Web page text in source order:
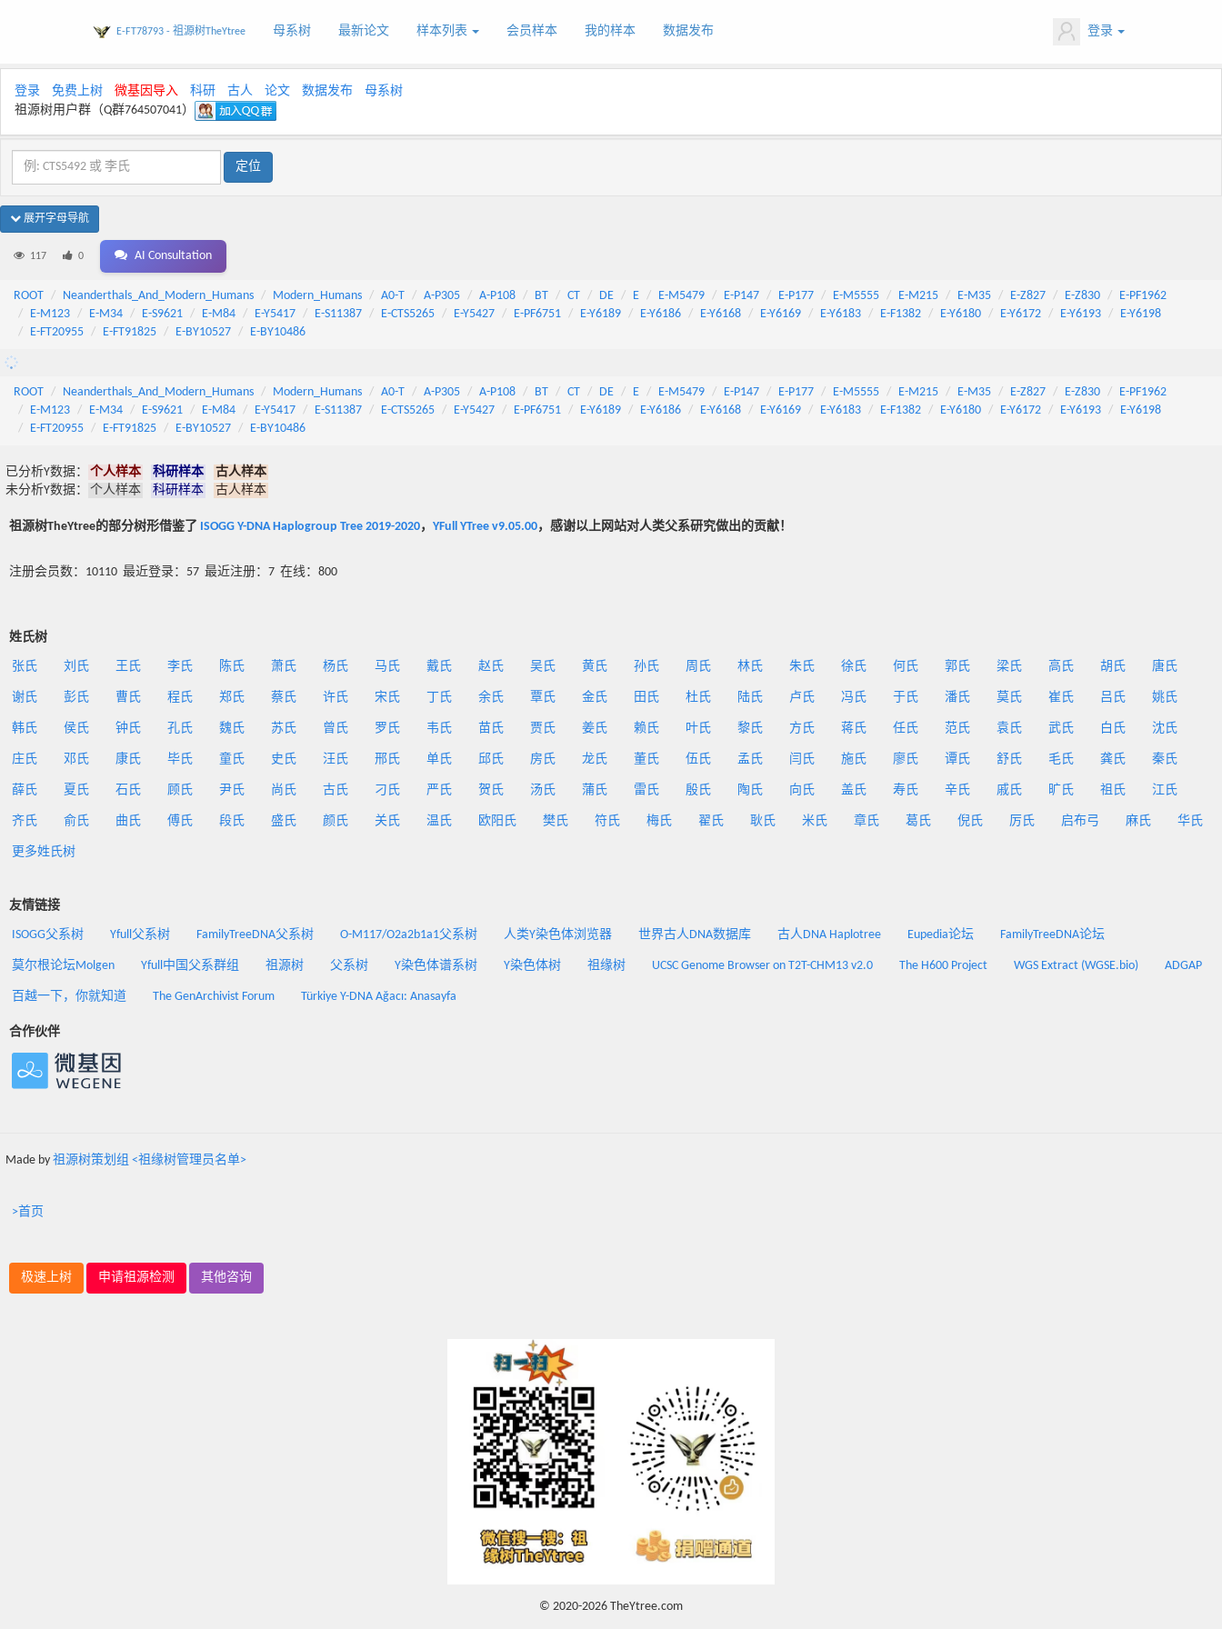
E-FT78793 - 祖源树TheYtree 母系树 最新论文 样本列表 会员样本 我的样本 数据发布 登录
登录 免费上树 微基因导入 科研 古人 论文 数据发布
母系树
祖源树用户群（Q群764507041）
展开字母导航
117 0 AI Consultation
ROOT Neanderthals_And_Modern_Humans Modern_Humans A0-T A-P305 A-P108 BT CT DE E E-M5479 E-P147 E-P177 E-M5555 E-M215 E-M35 E-Z827 E-Z830
E-PF1962
E-M123
E-M34 E-S9621 E-M84 E-Y5417 E-S11387 E-CTS5265 E-Y5427 E-PF6751 E-Y6189 E-Y6186 E-Y6168 E-Y6169 E-Y6183 E-F1382 E-Y6180 E-Y6172 E-Y6193
E-Y6198
E-FT20955
E-FT91825 E-BY10527 E-BY10486
ROOT Neanderthals_And_Modern_Humans Modern_Humans A0-T A-P305 A-P108 BT CT DE E E-M5479 E-P147 E-P177 E-M5555 E-M215 E-M35 E-Z827 E-Z830
E-PF1962
E-M123
E-M34 E-S9621 E-M84 E-Y5417 E-S11387 E-CTS5265 E-Y5427 E-PF6751 E-Y6189 E-Y6186 E-Y6168 E-Y6169 E-Y6183 E-F1382 E-Y6180 E-Y6172 E-Y6193
E-Y6198
E-FT20955
E-FT91825 E-BY10527 E-BY10486
已分析Y数据： 个人样本 科研样本
古人样本
未分析Y数据：
个人样本 科研样本 古人样本
祖源树TheYtree的部分树形借鉴了 ISOGG Y-DNA Haplogroup Tree 2019-2020， YFull YTree v9.05.00，感谢以上网站对人类父系研究做出的贡献！
注册会员数：10110 最近登录：57 最近注册：7 在线：800
姓氏树
张氏 刘氏 王氏 李氏 陈氏 萧氏 杨氏 马氏 戴氏 赵氏 吴氏 黄氏 孙氏 周氏 林氏 朱氏 徐氏 何氏 郭氏 梁氏 高氏 胡氏 唐氏
谢氏 彭氏 曹氏 程氏 郑氏 蔡氏 许氏 宋氏 丁氏 余氏 覃氏 金氏 田氏 杜氏 陆氏 卢氏 冯氏 于氏 潘氏 莫氏 崔氏 吕氏 姚氏
韩氏 侯氏 钟氏 孔氏 魏氏 苏氏 曾氏 罗氏 韦氏 苗氏 贾氏 姜氏 赖氏 叶氏 黎氏 方氏 蒋氏 任氏 范氏 袁氏 武氏 白氏 沈氏
庄氏 邓氏 康氏 毕氏 童氏 史氏 汪氏 邢氏 单氏 邱氏 房氏 龙氏 董氏 伍氏 孟氏 闫氏 施氏 廖氏 谭氏 舒氏 毛氏 龚氏 秦氏
薛氏 夏氏 石氏 顾氏 尹氏 尚氏 古氏 刁氏 严氏 贺氏 汤氏 蒲氏 雷氏 殷氏 陶氏 向氏 盖氏 寿氏 辛氏 戚氏 旷氏 祖氏 江氏
齐氏 俞氏 曲氏 傅氏 段氏 盛氏 颜氏 关氏 温氏 欧阳氏 樊氏 符氏 梅氏 翟氏 耿氏 米氏 章氏 葛氏 倪氏 厉氏 启布弓 麻氏 华氏
更多姓氏树
友情链接
ISOGG父系树 Yfull父系树 FamilyTreeDNA父系树 O-M117/O2a2b1a1父系树 人类Y染色体浏览器 世界古人DNA数据库 古人DNA Haplotree Eupedia论坛 FamilyTreeDNA论坛
莫尔根论坛Molgen Yfull中国父系群组 祖源树 父系树 Y染色体谱系树 Y染色体树 祖缘树 UCSC Genome Browser on T2T-CHM13 v2.0 The H600 Project WGS Extract (WGSE.bio) ADGAP
百越一下，你就知道 The GenArchivist Forum Türkiye Y-DNA Ağacı: Anasayfa
合作伙伴
Made by 祖源树策划组 <祖缘树管理员名单>
>首页
极速上树 申请祖源检测 其他咨询
© 2020-2026 TheYtree.com